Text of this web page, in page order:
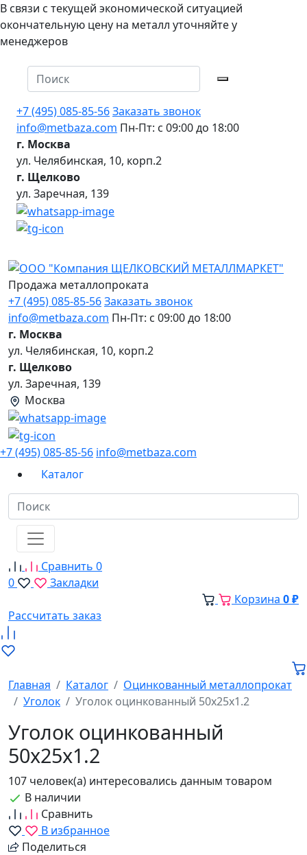
В связи с текущей экономической ситуацией
окончательную цену на металл уточняйте у
менеджеров
+7 (495) 085-85-56Заказать звонок
info@metbaza.com Пн-Пт: с 09:00 до 18:00
г. Москва
ул. Челябинская, 10, корп.2
г. Щелково
ул. Заречная, 139
Продажа металлопроката
+7 (495) 085-85-56Заказать звонок
info@metbaza.com Пн-Пт: с 09:00 до 18:00
г. Москва
ул. Челябинская, 10, корп.2
г. Щелково
ул. Заречная, 139
Москва
+7 (495) 085-85-56 info@metbaza.com
Каталог
Сравнить 0
0
Закладки
Корзина 0 ₽
Рассчитать заказ
Главная Каталог
Оцинкованный металлопрокат
Уголок
Уголок оцинкованный 50х25х1.2
Уголок оцинкованный
50х25х1.2
107 человек(а) интересовались данным товаром
В наличии
Сравнить
В избранное
Поделиться